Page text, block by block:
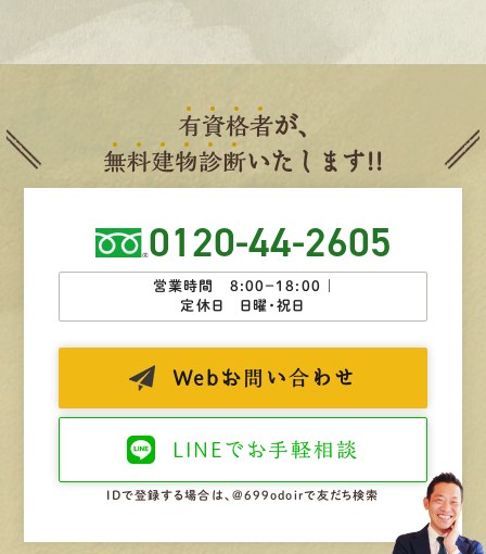
有資格者が、
無料建物診断いたします!!
0120-44-2605
営業時間 8:00−18:00 ｜
定休日 日曜・祝日
Web お問い合わせ
LINEで お手軽相談
IDで登録する場合は、@699odoirで友だち検索